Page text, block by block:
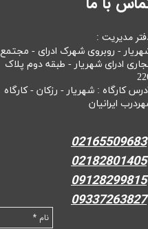
مدیریت :
- روبروی شهرک ادرای - مجتمع
ادرای شهریار - طبقه دوم پلاک
کارگاه : شهریار - رزکان - کارگاه
ایرانیان
02165509683
02182801405
09128299815
09337263827